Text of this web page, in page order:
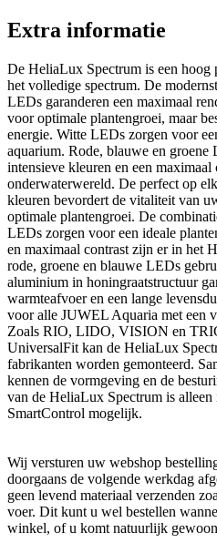
Extra informatie
De HeliaLux Spectrum is een hoog
het volledige spectrum. De
LEDs garanderen een maximaal
voor optimale plantengroei, maar
energie. Witte LEDs zorgen voor
aquarium. Rode, blauwe en
intensieve kleuren en een
onderwaterwereld. De perfect op
kleuren bevordert de vitaliteit van
optimale plantengroei. De
LEDs zorgen voor een ideale
en maximaal contrast zijn er in het
rode, groene en blauwe LEDs
aluminium in honingraatstructuur
warmteafvoer en een lange
voor alle JUWEL Aquaria met een
Zoals RIO, LIDO, VISION en
UniversalFit kan de HeliaLux
fabrikanten worden gemonteerd.
kennen de vormgeving en de
van de HeliaLux Spectrum is
SmartControl mogelijk.
Wij versturen uw webshop
doorgaans de volgende werkdag
geen levend materiaal verzenden
voer. Dit kunt u wel bestellen
winkel, of u komt natuurlijk